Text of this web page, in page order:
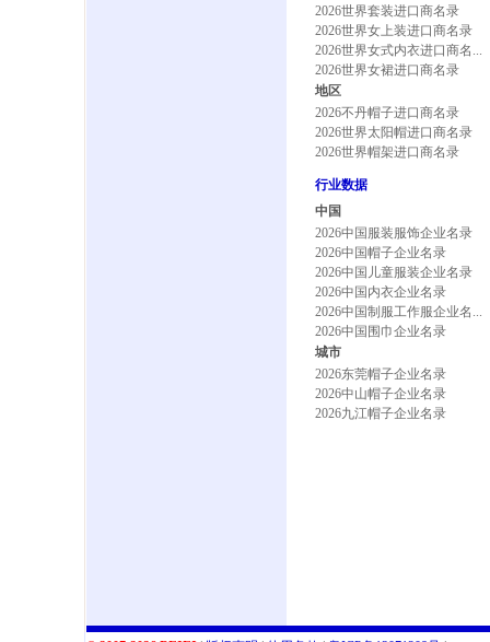
2026世界套装进口商名录
2026世界女上装进口商名录
2026世界女式内衣进口商名...
2026世界女裙进口商名录
地区
2026不丹帽子进口商名录
2026世界太阳帽进口商名录
2026世界帽架进口商名录
行业数据
中国
2026中国服装服饰企业名录
2026中国帽子企业名录
2026中国儿童服装企业名录
2026中国内衣企业名录
2026中国制服工作服企业名...
2026中国围巾企业名录
城市
2026东莞帽子企业名录
2026中山帽子企业名录
2026九江帽子企业名录